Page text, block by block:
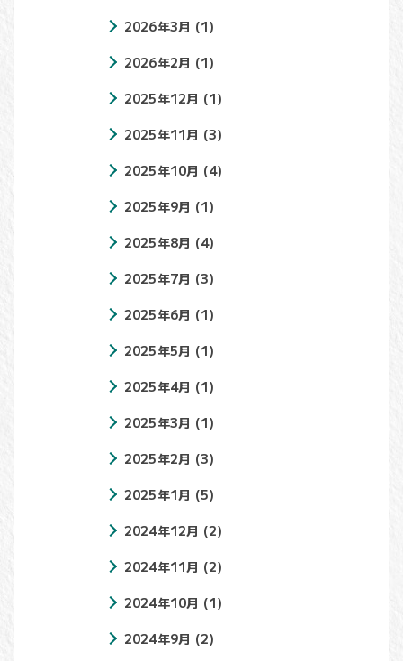
2026年3月 (1)
2026年2月 (1)
2025年12月 (1)
2025年11月 (3)
2025年10月 (4)
2025年9月 (1)
2025年8月 (4)
2025年7月 (3)
2025年6月 (1)
2025年5月 (1)
2025年4月 (1)
2025年3月 (1)
2025年2月 (3)
2025年1月 (5)
2024年12月 (2)
2024年11月 (2)
2024年10月 (1)
2024年9月 (2)